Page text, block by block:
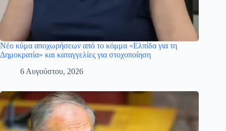
Νέο κύμα αποχωρήσεων από το κόμμα «Ελπίδα για τη
Δημοκρατία» και καταγγελίες για στοχοποίηση
6 Αυγούστου, 2026